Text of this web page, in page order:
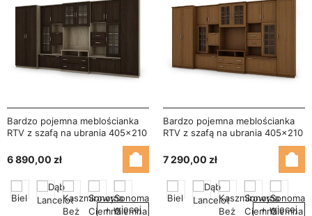
Bardzo pojemna meblościanka
RTV z szafą na ubrania 405×210
cm Sonoma Jasna / Sonoma
Ciemna – LENA
6 890,00 zł
+ więcej
Bardzo pojemna meblościanka
RTV z szafą na ubrania 405×210
7 290,00 zł
+ więcej